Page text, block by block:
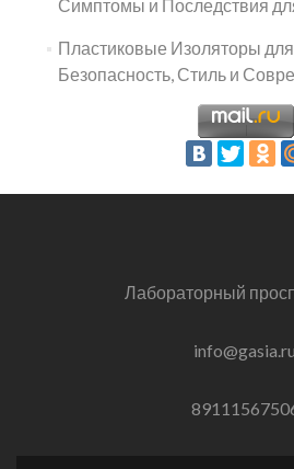
Симптомы и Последствия
Пластиковые Изоляторы
Безопасность, Стиль и
Лабораторный
info@gasia.ru